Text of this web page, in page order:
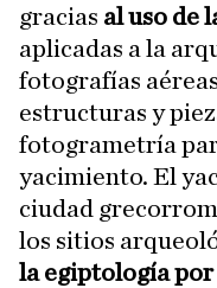
gracias al uso de
aplicadas a la
fotografías
estructuras y
fotogrametría
yacimiento. El
ciudad
los sitios
la egiptología por